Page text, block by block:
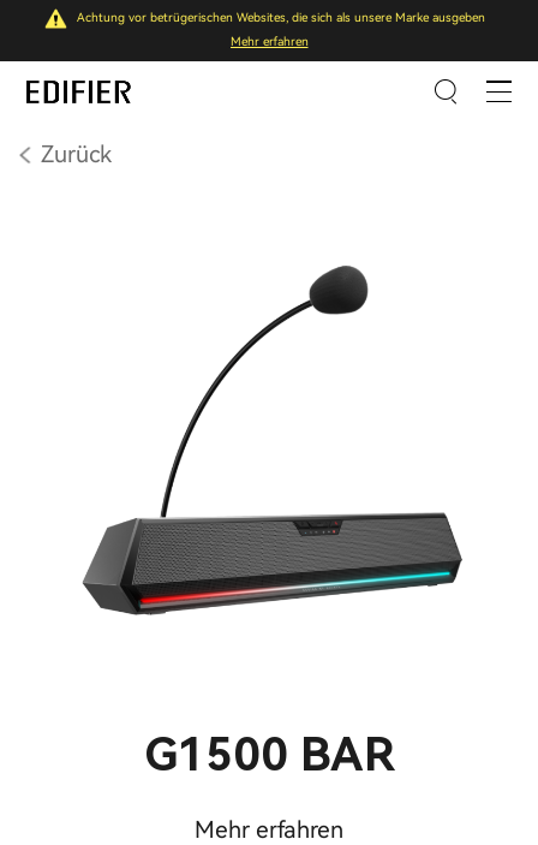
Achtung vor betrügerischen Websites, die sich als unsere Marke ausgeben
Mehr erfahren
Zurück
G1500 BAR
Mehr erfahren